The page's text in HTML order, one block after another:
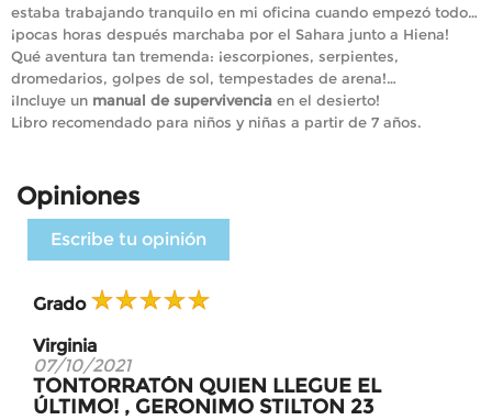
estaba trabajando tranquilo en mi oficina cuando empezó todo…
¡pocas horas después marchaba por el Sahara junto a Hiena!
Qué aventura tan tremenda: ¡escorpiones, serpientes,
dromedarios, golpes de sol, tempestades de arena!…
¡Incluye un manual de supervivencia en el desierto!
Libro recomendado para niños y niñas a partir de 7 años.
Opiniones
Escribe tu opinión
Grado
Virginia
07/10/2021
TONTORRATÓN QUIEN LLEGUE EL
ÚLTIMO! , GERONIMO STILTON 23